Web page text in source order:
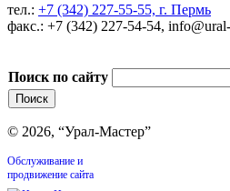
тел.: +7 (342) 227-55-55, г. Пермь
факс.: +7 (342) 227-54-54,
Поиск по сайту
© 2026, “Урал-Мастер”
Обслуживание и
продвижение сайта